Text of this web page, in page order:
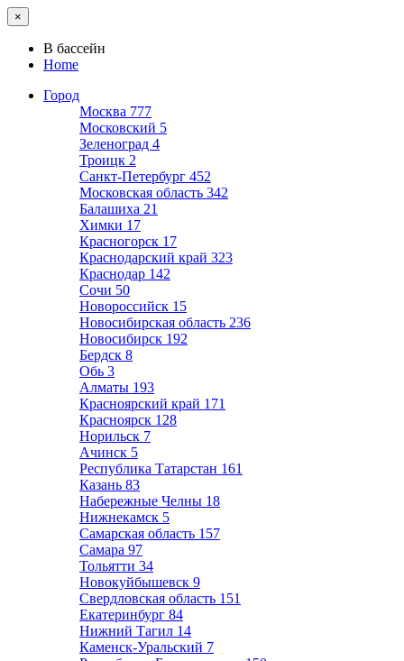
×
В бассейн
Home
Город
Москва 777
Московский 5
Зеленоград 4
Троицк 2
Санкт-Петербург 452
Московская область 342
Балашиха 21
Химки 17
Красногорск 17
Краснодарский край 323
Краснодар 142
Сочи 50
Новороссийск 15
Новосибирская область 236
Новосибирск 192
Бердск 8
Обь 3
Алматы 193
Красноярский край 171
Красноярск 128
Норильск 7
Ачинск 5
Республика Татарстан 161
Казань 83
Набережные Челны 18
Нижнекамск 5
Самарская область 157
Самара 97
Тольятти 34
Новокуйбышевск 9
Свердловская область 151
Екатеринбург 84
Нижний Тагил 14
Каменск-Уральский 7